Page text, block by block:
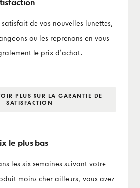
satisfait de vos nouvelles lunettes,
ou les reprenons en vous
le prix d’achat.
PLUS SUR LA GARANTIE DE
SATISFACTION
le plus bas
les six semaines suivant votre
moins cher ailleurs, vous avez